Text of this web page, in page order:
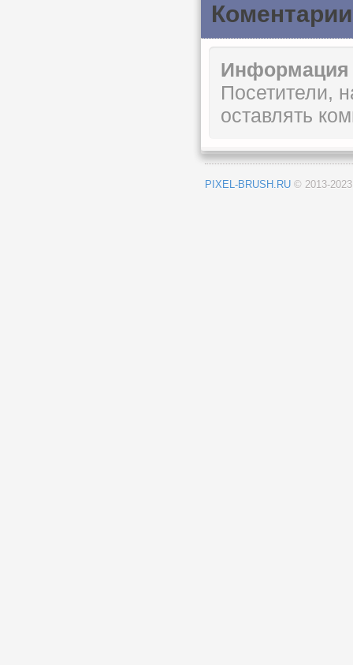
Коментарии
Информация
Посетители,
оставлять
PIXEL-BRUSH.RU © 2013-